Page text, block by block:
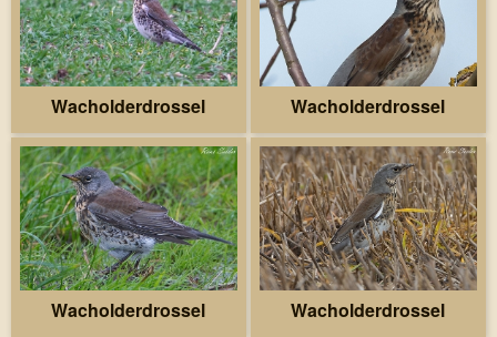
Wacholderdrossel Wacholderdrossel
Wacholderdrossel Wacholderdrossel